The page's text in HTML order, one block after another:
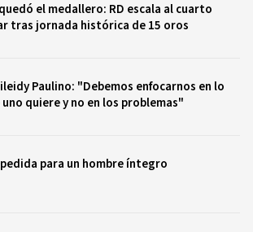
el medallero: RD escala al cuarto
tras jornada histórica de 15 oros
Paulino: "Debemos enfocarnos en lo
uno quiere y no en los problemas"
para un hombre íntegro